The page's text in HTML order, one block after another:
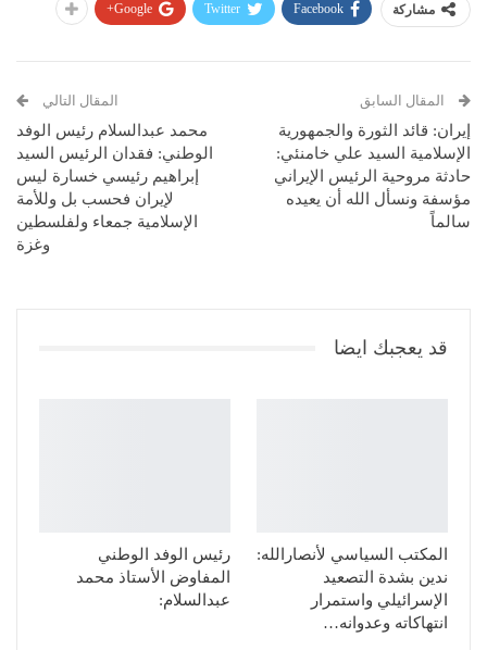
مشاركة Facebook
Twitter
Google+
المقال السابق
إيران: قائد الثورة والجمهورية
الإسلامية السيد علي خامنئي:
حادثة مروحية الرئيس الإيراني
مؤسفة ونسأل الله أن يعيده
سالماً
المقال التالي
محمد عبدالسلام رئيس الوفد
الوطني: فقدان الرئيس السيد
إبراهيم رئيسي خسارة ليس
لإيران فحسب بل وللأمة
الإسلامية جمعاء ولفلسطين
وغزة
قد يعجبك ايضا
المكتب السياسي لأنصارالله:
ندين بشدة التصعيد
الإسرائيلي واستمرار
انتهاكاته وعدوانه…
رئيس الوفد الوطني
المفاوض الأستاذ محمد
عبدالسلام: